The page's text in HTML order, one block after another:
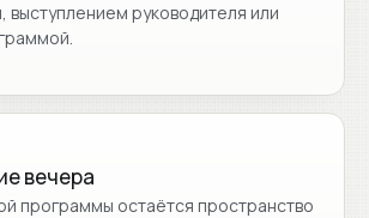
выступлением руководителя или
вечера
программы остаётся пространство